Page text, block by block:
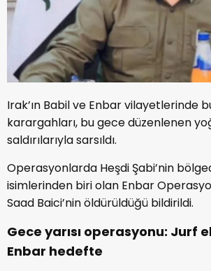
Irak’ın Babil ve Enbar vilayetlerinde
karargahları, bu gece düzenlenen
saldırılarıyla sarsıldı.
Operasyonlarda Heşdi Şabi’nin
isimlerinden biri olan Enbar
Saad Baici’nin öldürüldüğü bildirildi.
Gece yarısı operasyonu: Jurf
Enbar hedefte